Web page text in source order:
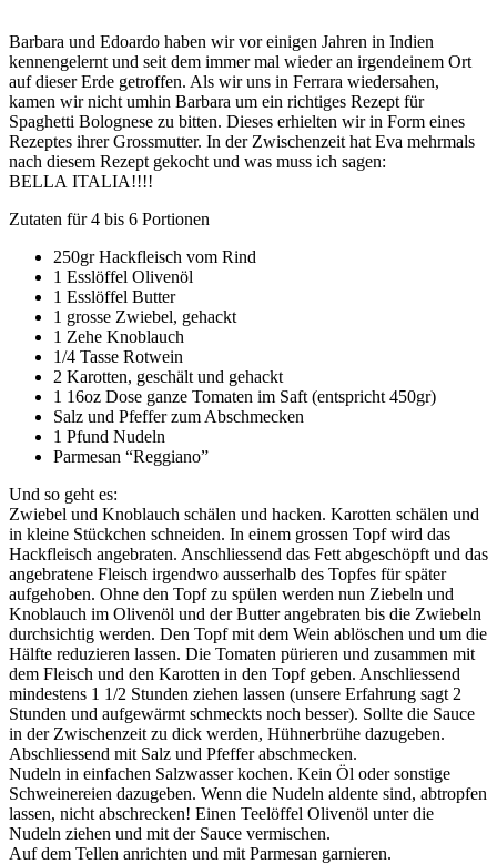
Barbara und Edoardo haben wir vor einigen Jahren in Indien
kennengelernt und seit dem immer mal wieder an irgendeinem Ort
auf dieser Erde getroffen. Als wir uns in Ferrara wiedersahen,
kamen wir nicht umhin Barbara um ein richtiges Rezept für
Spaghetti Bolognese zu bitten. Dieses erhielten wir in Form eines
Rezeptes ihrer Grossmutter. In der Zwischenzeit hat Eva mehrmals
nach diesem Rezept gekocht und was muss ich sagen:
BELLA ITALIA!!!!
Zutaten für 4 bis 6 Portionen
250gr Hackfleisch vom Rind
1 Esslöffel Olivenöl
1 Esslöffel Butter
1 grosse Zwiebel, gehackt
1 Zehe Knoblauch
1/4 Tasse Rotwein
2 Karotten, geschält und gehackt
1 16oz Dose ganze Tomaten im Saft (entspricht 450gr)
Salz und Pfeffer zum Abschmecken
1 Pfund Nudeln
Parmesan “Reggiano”
Und so geht es:
Zwiebel und Knoblauch schälen und hacken. Karotten schälen und
in kleine Stückchen schneiden. In einem grossen Topf wird das
Hackfleisch angebraten. Anschliessend das Fett abgeschöpft und das
angebratene Fleisch irgendwo ausserhalb des Topfes für später
aufgehoben. Ohne den Topf zu spülen werden nun Ziebeln und
Knoblauch im Olivenöl und der Butter angebraten bis die Zwiebeln
durchsichtig werden. Den Topf mit dem Wein ablöschen und um die
Hälfte reduzieren lassen. Die Tomaten pürieren und zusammen mit
dem Fleisch und den Karotten in den Topf geben. Anschliessend
mindestens 1 1/2 Stunden ziehen lassen (unsere Erfahrung sagt 2
Stunden und aufgewärmt schmeckts noch besser). Sollte die Sauce
in der Zwischenzeit zu dick werden, Hühnerbrühe dazugeben.
Abschliessend mit Salz und Pfeffer abschmecken.
Nudeln in einfachen Salzwasser kochen. Kein Öl oder sonstige
Schweinereien dazugeben. Wenn die Nudeln aldente sind, abtropfen
lassen, nicht abschrecken! Einen Teelöffel Olivenöl unter die
Nudeln ziehen und mit der Sauce vermischen.
Auf dem Tellen anrichten und mit Parmesan garnieren.